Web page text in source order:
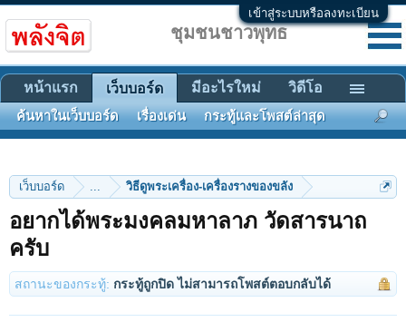
เข้าสู่ระบบหรือลงทะเบียน
เว็บบอร์ด ... วิธีดูพระเครื่อง-เครื่องรางของขลัง
อยากได้พระมงคลมหาลาภ วัดสารนาถ
ครับ
สถานะของกระทู้: กระทู้ถูกปิด ไม่สามารถโพสต์ตอบกลับได้
ชุมชนชาวพุทธ
หน้าแรก เว็บบอร์ด
ค้นหาในเว็บบอร์ด เรื่องเด่น กระทู้และโพสต์ล่าสุด
มีอะไรใหม่ วิดีโอ